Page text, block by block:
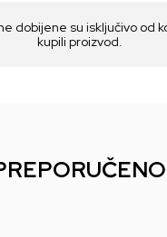
dobijene su isključivo od
kupili proizvod.